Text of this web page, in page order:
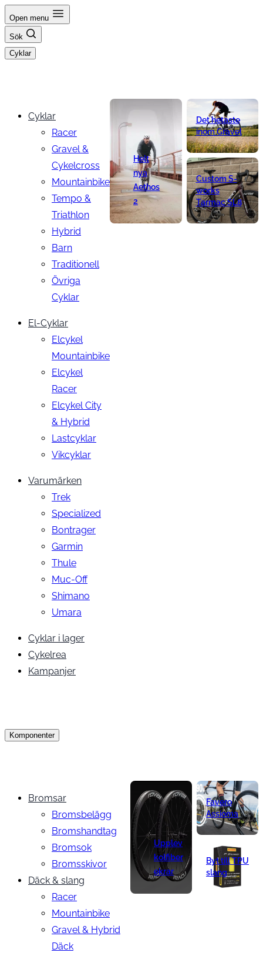
Hoppa
till
innehåll
Open menu
Sök
Cyklar
Cyklar
Racer
Gravel &
Cykelcross
Mountainbike
Tempo &
Triathlon
Hybrid
Barn
Traditionell
Övriga
Cyklar
El-Cyklar
Elcykel
Mountainbike
Elcykel
Racer
Elcykel City
& Hybrid
Lastcyklar
Vikcyklar
Varumärken
Trek
Specialized
Bontrager
Garmin
Thule
Muc-Off
Shimano
Umara
Cyklar i lager
Cykelrea
Kampanjer
Helt
nya
Aethos
2
Det hetaste
inom Gravel
Custom S-
works
Tarmac SL8
Komponenter
Bromsar
Bromsbelägg
Bromshandtag
Bromsok
Bromsskivor
Däck & slang
Racer
Mountainbike
Gravel & Hybrid
Däck
Upplev
kolfiber
ekrar
Favero
Assioma
Byt till TPU
slang